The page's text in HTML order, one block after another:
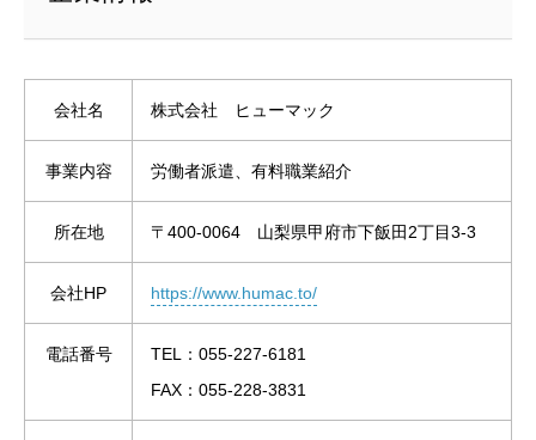
会社名 株式会社 ヒューマック
事業内容 労働者派遣、有料職業紹介
所在地 〒400-0064 山梨県甲府市下飯田2丁目3-3
会社HP https://www.humac.to/
電話番号
TEL：055-227-6181
FAX：055-228-3831